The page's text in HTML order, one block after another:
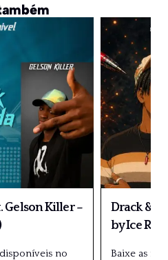
Gelson Killer –
no
Drack &
by Ice
Baixe as